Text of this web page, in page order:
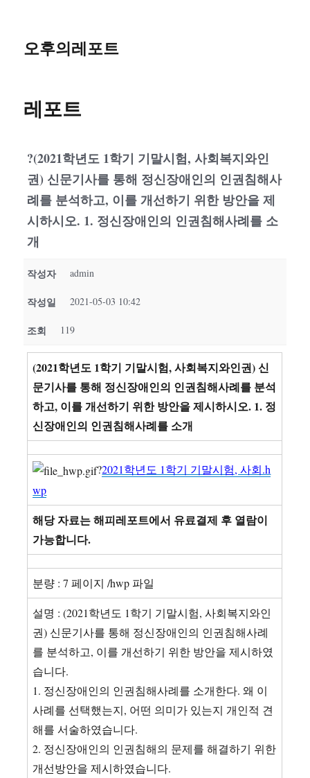
오후의레포트
레포트
?(2021학년도 1학기 기말시험, 사회복지와인
권) 신문기사를 통해 정신장애인의 인권침해사
례를 분석하고, 이를 개선하기 위한 방안을 제
시하시오. 1. 정신장애인의 인권침해사례를 소
개
작성자 admin
작성일 2021-05-03 10:42
조회 119
(2021학년도 1학기 기말시험, 사회복지와인권) 신
문기사를 통해 정신장애인의 인권침해사례를 분석
하고, 이를 개선하기 위한 방안을 제시하시오. 1. 정
신장애인의 인권침해사례를 소개
?2021학년도 1학기 기말시험, 사회.h
wp
해당 자료는 해피레포트에서 유료결제 후 열람이
가능합니다.
분량 : 7 페이지 /hwp 파일
설명 : (2021학년도 1학기 기말시험, 사회복지와인
권) 신문기사를 통해 정신장애인의 인권침해사례
를 분석하고, 이를 개선하기 위한 방안을 제시하였
습니다.
1. 정신장애인의 인권침해사례를 소개한다. 왜 이
사례를 선택했는지, 어떤 의미가 있는지 개인적 견
해를 서술하였습니다.
2. 정신장애인의 인권침해의 문제를 해결하기 위한
개선방안을 제시하였습니다.